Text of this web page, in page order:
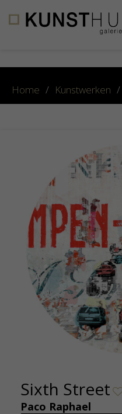
Home / Kunstwerken /
Sixth Street
Paco Raphael